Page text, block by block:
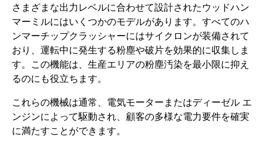
さまざまな出力レベルに合わせて設計されたウッドハン
マーミルにはいくつかのモデルがあります。すべてのハ
ンマーチップクラッシャーにはサイクロンが装備されて
おり、運転中に発生する粉塵や破片を効果的に収集しま
す。この機能は、生産エリアの粉塵汚染を最小限に抑え
るのにも役立ちます。
これらの機械は通常、電気モーターまたはディーゼル エ
ンジンによって駆動され、顧客の多様な電力要件を確実
に満たすことができます。